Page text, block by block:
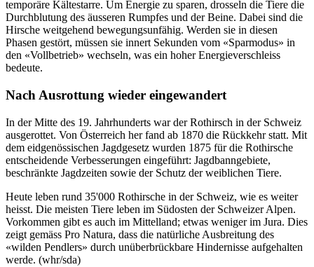
temporäre Kältestarre. Um Energie zu sparen, drosseln die Tiere die
Durchblutung des äusseren Rumpfes und der Beine. Dabei sind die
Hirsche weitgehend bewegungsunfähig. Werden sie in diesen
Phasen gestört, müssen sie innert Sekunden vom «Sparmodus» in
den «Vollbetrieb» wechseln, was ein hoher Energieverschleiss
bedeute.
Nach Ausrottung wieder eingewandert
In der Mitte des 19. Jahrhunderts war der Rothirsch in der Schweiz
ausgerottet. Von Österreich her fand ab 1870 die Rückkehr statt. Mit
dem eidgenössischen Jagdgesetz wurden 1875 für die Rothirsche
entscheidende Verbesserungen eingeführt: Jagdbanngebiete,
beschränkte Jagdzeiten sowie der Schutz der weiblichen Tiere.
Heute leben rund 35'000 Rothirsche in der Schweiz, wie es weiter
heisst. Die meisten Tiere leben im Südosten der Schweizer Alpen.
Vorkommen gibt es auch im Mittelland; etwas weniger im Jura. Dies
zeigt gemäss Pro Natura, dass die natürliche Ausbreitung des
«wilden Pendlers» durch unüberbrückbare Hindernisse aufgehalten
werde. (whr/sda)